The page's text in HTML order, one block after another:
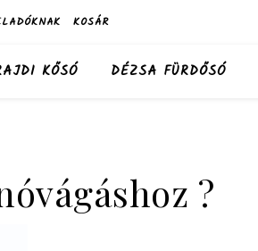
KOSÁR
KŐSÓ DÉZSA FÜRDŐSÓ
?